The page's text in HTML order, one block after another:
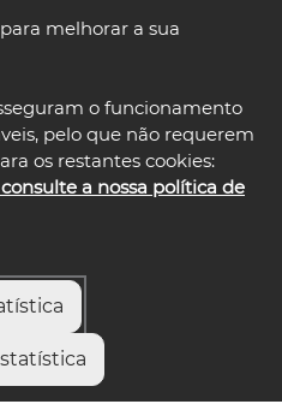
melhorar a sua
o funcionamento
pelo que não requerem
os restantes cookies:
a nossa política de
select language
RUA 4.ª COMPANHIA DE